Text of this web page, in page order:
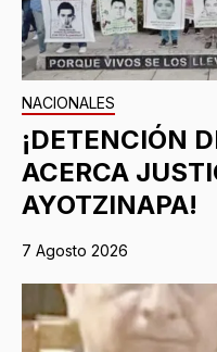
NACIONALES
¡DETENCIÓN
ACERCA
AYOTZINAPA!
7 Agosto 2026